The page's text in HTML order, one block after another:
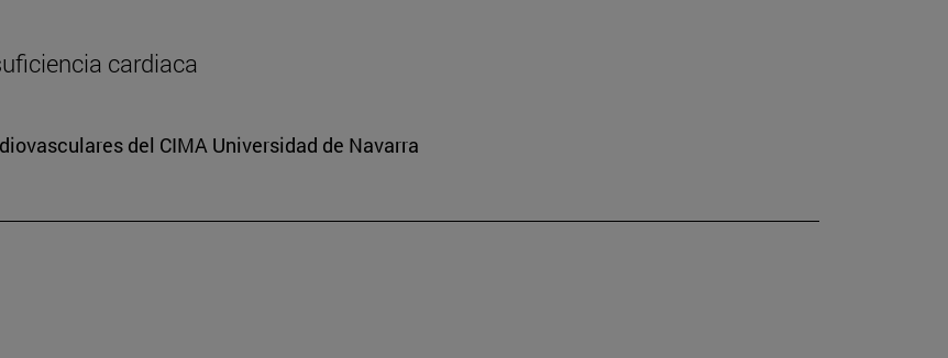
cardiaca
del CIMA Universidad de Navarra